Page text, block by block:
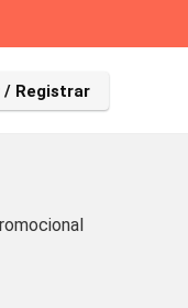
/ Registrar